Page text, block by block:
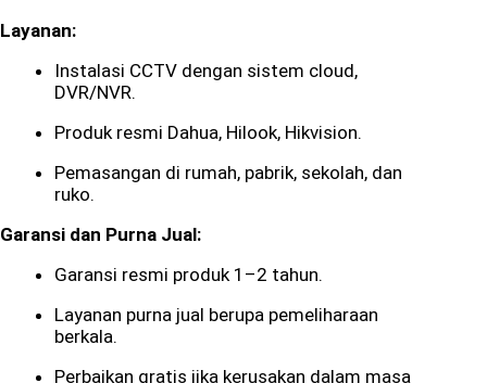
Layanan:
Instalasi CCTV dengan sistem cloud,
DVR/NVR.
Produk resmi Dahua, Hilook, Hikvision.
Pemasangan di rumah, pabrik, sekolah, dan
ruko.
Garansi dan Purna Jual:
Garansi resmi produk 1–2 tahun.
Layanan purna jual berupa pemeliharaan
berkala.
Perbaikan gratis jika kerusakan dalam masa